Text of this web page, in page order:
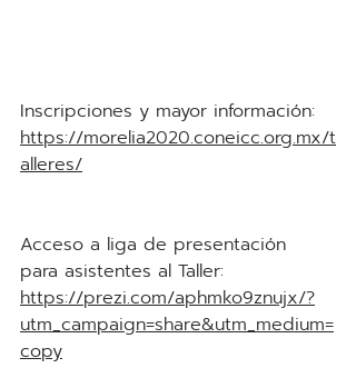
Inscripciones y mayor información:
https://morelia2020.coneicc.org.mx/t
alleres/
Acceso a liga de presentación
para asistentes al Taller:
https://prezi.com/aphmko9znujx/?
utm_campaign=share&utm_medium=
copy